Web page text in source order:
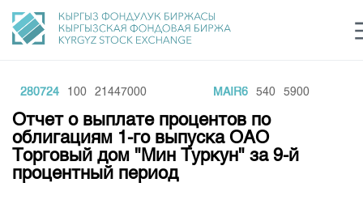
Финансовый рынок KG login
О нас
100 21447000 MAIR6 540 5900
Отчет о выплате процентов по
облигациям 1-го выпуска ОАО
Торговый дом "Мин Туркун" за 9-й
процентный период